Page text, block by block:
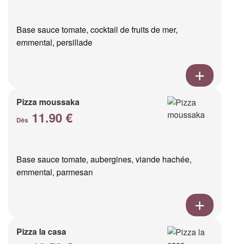
Base sauce tomate, cocktail de fruits de mer,
emmental, persillade
Pizza moussaka
Dès 11.90 €
Base sauce tomate, aubergines, viande hachée,
emmental, parmesan
Pizza la casa